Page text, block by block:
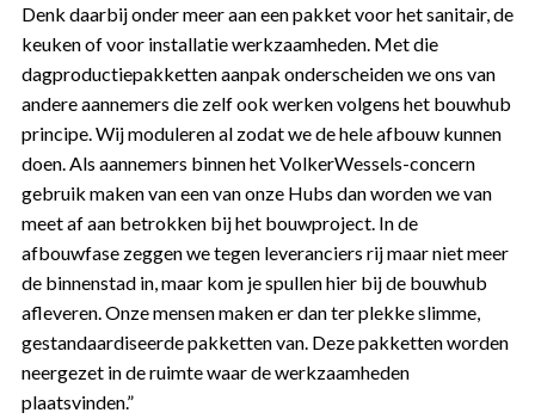
Denk daarbij onder meer aan een pakket voor het sanitair, de
keuken of voor installatie werkzaamheden. Met die
dagproductiepakketten aanpak onderscheiden we ons van
andere aannemers die zelf ook werken volgens het bouwhub
principe. Wij moduleren al zodat we de hele afbouw kunnen
doen. Als aannemers binnen het VolkerWessels-concern
gebruik maken van een van onze Hubs dan worden we van
meet af aan betrokken bij het bouwproject. In de
afbouwfase zeggen we tegen leveranciers rij maar niet meer
de binnenstad in, maar kom je spullen hier bij de bouwhub
afleveren. Onze mensen maken er dan ter plekke slimme,
gestandaardiseerde pakketten van. Deze pakketten worden
neergezet in de ruimte waar de werkzaamheden
plaatsvinden.”